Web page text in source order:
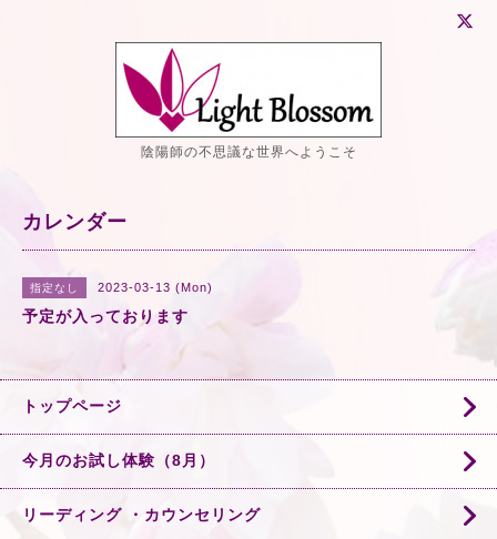
陰陽師の不思議な世界へようこそ
カレンダー
指定なし 2023-03-13 (Mon)
予定が入っております
トップページ
今月のお試し体験（8月）
リーディング ・カウンセリング